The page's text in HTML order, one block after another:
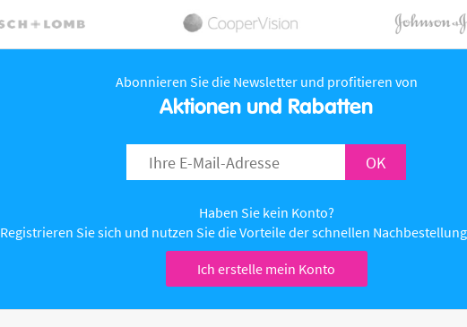
Abonnieren Sie die Newsletter und profitieren von
Aktionen und Rabatten
OK
Haben Sie kein Konto?
Registrieren Sie sich und nutzen Sie die Vorteile der schnellen
Ich erstelle mein Konto